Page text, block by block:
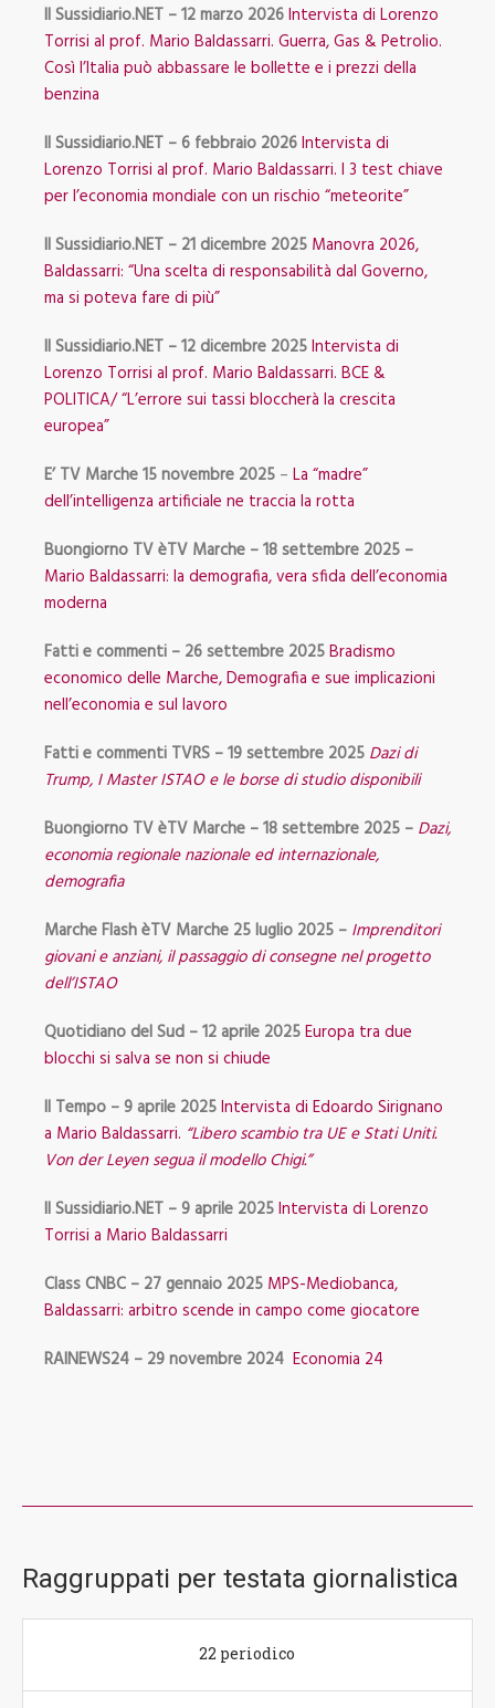
Il Sussidiario.NET – 12 marzo 2026Intervista di Lorenzo
Torrisi al prof. Mario Baldassarri. Guerra, Gas & Petrolio.
Così l’Italia può abbassare le bollette e i prezzi della
benzina
Il Sussidiario.NET – 6 febbraio 2026Intervista di
Lorenzo Torrisi al prof. Mario Baldassarri. I 3 test chiave
per l’economia mondiale con un rischio “meteorite”
Il Sussidiario.NET – 21 dicembre 2025 Manovra 2026,
Baldassarri: “Una scelta di responsabilità dal Governo,
ma si poteva fare di più”
Il Sussidiario.NET – 12 dicembre 2025Intervista di
Lorenzo Torrisi al prof. Mario Baldassarri. BCE &
POLITICA/ “L’errore sui tassi bloccherà la crescita
europea”
E’ TV Marche 15 novembre 2025– La “madre”
dell’intelligenza artificiale ne traccia la rotta
Buongiorno TV èTV Marche – 18 settembre 2025 –
Mario Baldassarri: la demografia, vera sfida dell’economia
moderna
Fatti e commenti – 26 settembre 2025Bradismo
economico delle Marche, Demografia e sue implicazioni
nell’economia e sul lavoro
Fatti e commenti TVRS – 19 settembre 2025 Dazi di
Trump, I Master ISTAO e le borse di studio disponibili
Buongiorno TV èTV Marche – 18 settembre 2025 – Dazi,
economia regionale nazionale ed internazionale,
demografia
Marche Flash èTV Marche 25 luglio 2025 – Imprenditori
giovani e anziani, il passaggio di consegne nel progetto
dell’ISTAO
Quotidiano del Sud – 12 aprile 2025Europa tra due
blocchi si salva se non si chiude
Il Tempo – 9 aprile 2025Intervista di Edoardo Sirignano
a Mario Baldassarri. “Libero scambio tra UE e Stati Uniti.
Von der Leyen segua il modello Chigi.”
Il Sussidiario.NET – 9 aprile 2025Intervista di Lorenzo
Torrisi a Mario Baldassarri
Class CNBC – 27 gennaio 2025 MPS-Mediobanca,
Baldassarri: arbitro scende in campo come giocatore
RAINEWS24 – 29 novembre 2024 Economia 24
Raggruppati per testata giornalistica
22 periodico